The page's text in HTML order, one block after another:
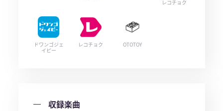
レコチョク
ドワンゴジェ
イピー
レコチョク OTOTOY
収録楽曲